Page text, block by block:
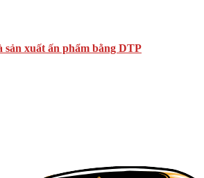
xuất ấn phẩm bằng DTP